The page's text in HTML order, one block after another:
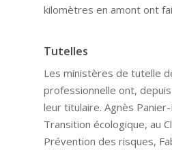
kilomètres en amont ont
Tutelles
Les ministères de tutelle
professionnelle ont,
leur titulaire. Agnès
Transition écologique, au
Prévention des risques,